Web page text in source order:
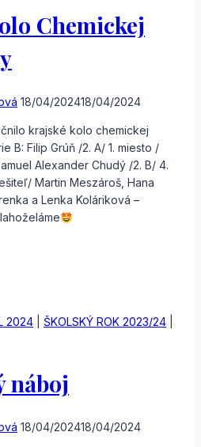
Chemickej
18/04/202418/04/2024
krajské kolo chemickej
B: Filip Grúň /2. A/ 1. miesto /
Alexander Chudý /2. B/ 4.
Martin Meszároš, Hana
a Lenka Koláriková –
2024 ŠKOLSKÝ ROK 2023/24
náboj
18/04/202418/04/2024